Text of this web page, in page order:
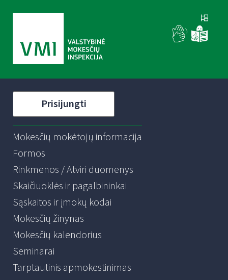
Prisijungti
Mokesčių mokėtojų informacija
Formos
Rinkmenos / Atviri duomenys
Skaičiuoklės ir pagalbininkai
Sąskaitos ir įmokų kodai
Mokesčių žinynas
Mokesčių kalendorius
Seminarai
Tarptautinis apmokestinimas